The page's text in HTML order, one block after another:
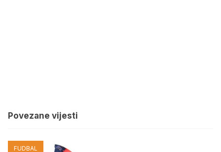
Povezane vijesti
FUDBAL